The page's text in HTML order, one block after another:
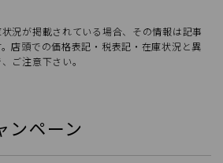
況が掲載されている場合、その情報は記事
店頭での価格表記・税表記・在庫状況と異
ご注意下さい。
ンペーン